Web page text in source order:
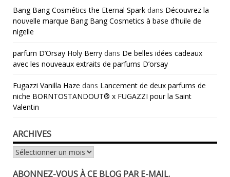
Bang Bang Cosmétics the Eternal Spark dans Découvrez la
nouvelle marque Bang Bang Cosmetics à base d’huile de
nigelle
parfum D’Orsay Holy Berry dans De belles idées cadeaux
avec les nouveaux extraits de parfums D’orsay
Fugazzi Vanilla Haze dans Lancement de deux parfums de
niche BORNTOSTANDOUT® x FUGAZZI pour la Saint
Valentin
ARCHIVES
Archives
ABONNEZ-VOUS À CE BLOG PAR E-MAIL.